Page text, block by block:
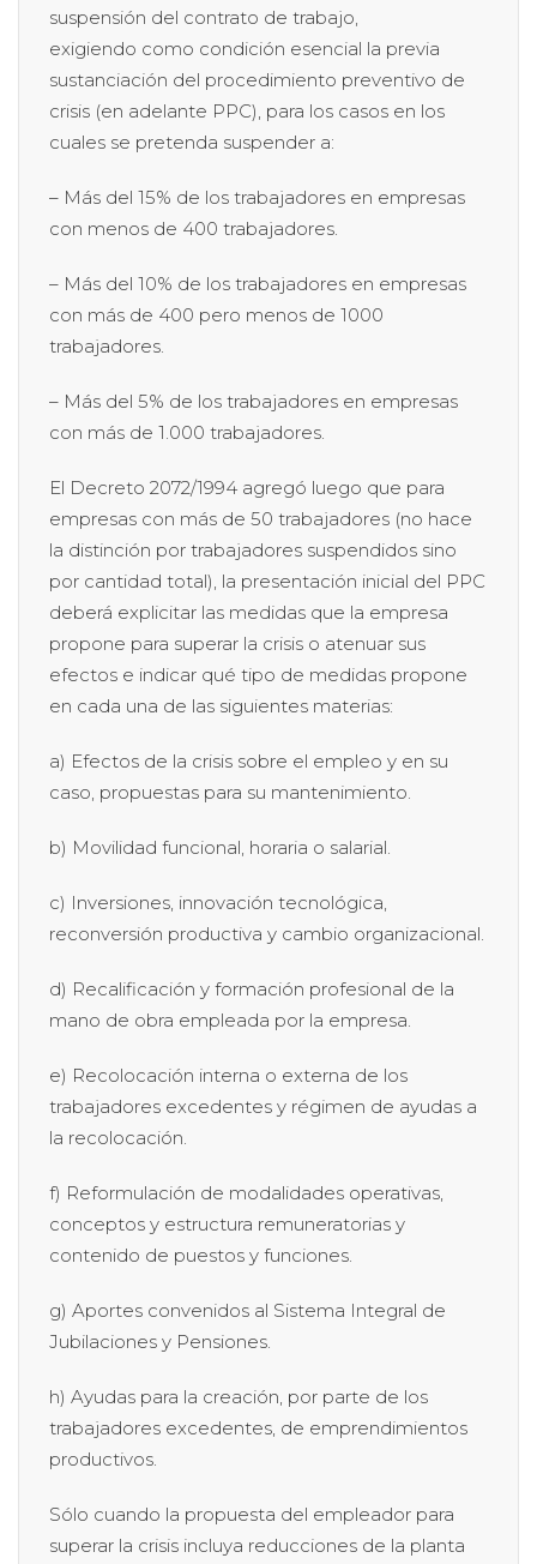
suspensión del contrato de trabajo,
exigiendo como condición esencial la previa
sustanciación del procedimiento preventivo de
crisis (en adelante PPC), para los casos en los
cuales se pretenda suspender a:
– Más del 15% de los trabajadores en empresas
con menos de 400 trabajadores.
– Más del 10% de los trabajadores en empresas
con más de 400 pero menos de 1000
trabajadores.
– Más del 5% de los trabajadores en empresas
con más de 1.000 trabajadores.
El Decreto 2072/1994 agregó luego que para
empresas con más de 50 trabajadores (no hace
la distinción por trabajadores suspendidos sino
por cantidad total), la presentación inicial del PPC
deberá explicitar las medidas que la empresa
propone para superar la crisis o atenuar sus
efectos e indicar qué tipo de medidas propone
en cada una de las siguientes materias:
a) Efectos de la crisis sobre el empleo y en su
caso, propuestas para su mantenimiento.
b) Movilidad funcional, horaria o salarial.
c) Inversiones, innovación tecnológica,
reconversión productiva y cambio organizacional.
d) Recalificación y formación profesional de la
mano de obra empleada por la empresa.
e) Recolocación interna o externa de los
trabajadores excedentes y régimen de ayudas a
la recolocación.
f) Reformulación de modalidades operativas,
conceptos y estructura remuneratorias y
contenido de puestos y funciones.
g) Aportes convenidos al Sistema Integral de
Jubilaciones y Pensiones.
h) Ayudas para la creación, por parte de los
trabajadores excedentes, de emprendimientos
productivos.
Sólo cuando la propuesta del empleador para
superar la crisis incluya reducciones de la planta